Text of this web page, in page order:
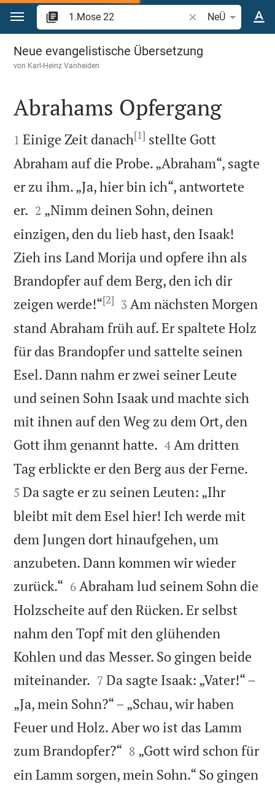
Zum Inhalt springen
Bibelstelle oder
NeÜ
1.Mose 22
Neue evangelistische Übersetzung
von Karl-Heinz Vanheiden

Abrahams Opfergang

1 Einige Zeit danach[1] stellte Gott
Abraham auf die Probe. „Abraham“, sagte
er zu ihm. „Ja, hier bin ich“, antwortete
er. 

2 „Nimm deinen Sohn, deinen
einzigen, den du lieb hast, den Isaak!
Zieh ins Land Morija und opfere ihn als
Brandopfer auf dem Berg, den ich dir
zeigen werde!“[2] 

3 Am nächsten Morgen
stand Abraham früh auf. Er spaltete Holz
für das Brandopfer und sattelte seinen
Esel. Dann nahm er zwei seiner Leute
und seinen Sohn Isaak und machte sich
mit ihnen auf den Weg zu dem Ort, den
Gott ihm genannt hatte. 

4 Am dritten
Tag erblickte er den Berg aus der Ferne.
5 Da sagte er zu seinen Leuten: „Ihr
bleibt mit dem Esel hier! Ich werde mit
dem Jungen dort hinaufgehen, um
anzubeten. Dann kommen wir wieder
zurück.“ 

6 Abraham lud seinem Sohn die
Holzscheite auf den Rücken. Er selbst
nahm den Topf mit den glühenden
Kohlen und das Messer. So gingen beide
miteinander. 

7 Da sagte Isaak: „Vater!“ –
„Ja, mein Sohn?“ – „Schau, wir haben
Feuer und Holz. Aber wo ist das Lamm
zum Brandopfer?“ 

8 „Gott wird schon für
ein Lamm sorgen, mein Sohn.“ So gingen